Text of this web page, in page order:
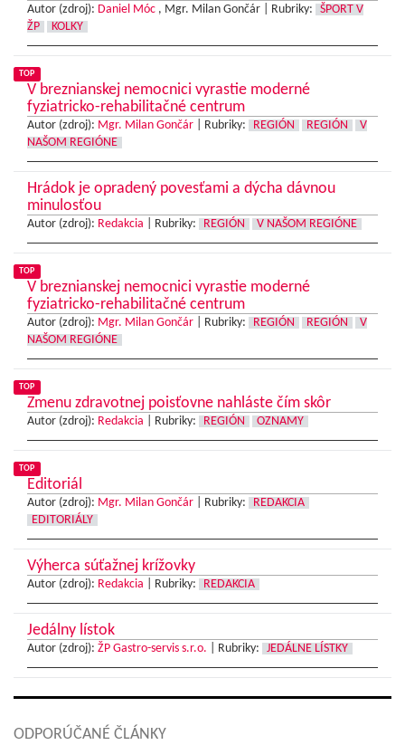
Autor (zdroj): Daniel Móc , Mgr. Milan Gončár | Rubriky:
ŠPORT V
ŽP
KOLKY
TOP
V breznianskej nemocnici vyrastie moderné
fyziatricko-rehabilitačné centrum
Autor (zdroj): Mgr. Milan Gončár Rubriky: REGIÓN REGIÓN
V
NAŠOM REGIÓNE
Hrádok je opradený povesťami a dýcha dávnou
minulosťou
Autor (zdroj): Redakcia Rubriky: REGIÓN V NAŠOM REGIÓNE
TOP
V breznianskej nemocnici vyrastie moderné
fyziatricko-rehabilitačné centrum
Autor (zdroj): Mgr. Milan Gončár Rubriky: REGIÓN REGIÓN
V
NAŠOM REGIÓNE
TOP
Zmenu zdravotnej poisťovne nahláste čím skôr
Autor (zdroj): Redakcia Rubriky: REGIÓN OZNAMY
TOP
Editoriál
Autor (zdroj): Mgr. Milan Gončár Rubriky:
REDAKCIA
EDITORIÁLY
Výherca súťažnej krížovky
Autor (zdroj): Redakcia Rubriky: REDAKCIA
Jedálny lístok
Autor (zdroj): ŽP Gastro-servis s.r.o. Rubriky: JEDÁLNE LÍSTKY
ODPORÚČANÉ ČLÁNKY